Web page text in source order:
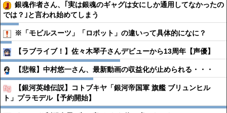
銀魂作者さん、｢実は銀魂のギャグは女にしか通用してなかったの
では？｣と言われ始めてしまう
※「モビルスーツ」「ロボット」の違いって具体的になに？
【ラブライブ！】佐々木琴子さんデビューから13周年【声優】
【悲報】中村悠一さん、最新動画の収益化が止められる・・・
【銀河英雄伝説】コトブキヤ「銀河帝国軍 旗艦 ブリュンヒル
ト」プラモデル【予約開始】